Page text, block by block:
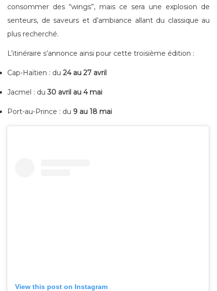
consommer des “wings”, mais ce sera une explosion de
senteurs, de saveurs et d’ambiance allant du classique au
plus recherché.
L’itinéraire s’annonce ainsi pour cette troisième édition :
Cap-Haïtien : du 24 au 27 avril
Jacmel : du30 avril au 4 mai
Port-au-Prince : du 9 au 18 mai
View this post on Instagram